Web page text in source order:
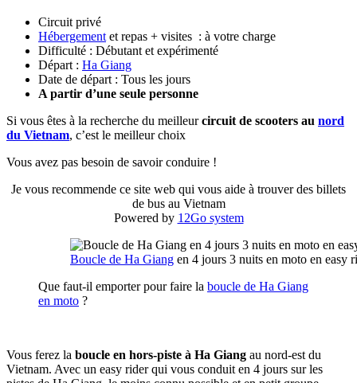
Circuit privé
Hébergement et repas + visites : à votre charge
Difficulté : Débutant et expérimenté
Départ : Ha Giang
Date de départ : Tous les jours
A partir d’une seule personne
Si vous êtes à la recherche du meilleurcircuit de scooters au nord
du Vietnam, c’est le meilleur choix
Vous avez pas besoin de savoir conduire !
Je vous recommende ce site web qui vous aide à trouver des billets
de bus au Vietnam
Powered by 12Go system
Boucle de Ha Giang en 4 jours 3 nuits en moto en easy
Que faut-il emporter pour faire la boucle de Ha Giang
en moto ?
Vous ferez la boucle en hors-piste à Ha Giang au nord-est du
Vietnam. Avec un easy rider qui vous conduit en 4 jours sur les